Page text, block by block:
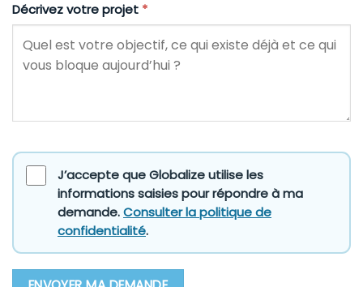
Décrivez votre projet *
J’accepte que Globalize utilise les
informations saisies pour répondre à ma
demande.Consulter la politique de
confidentialité.